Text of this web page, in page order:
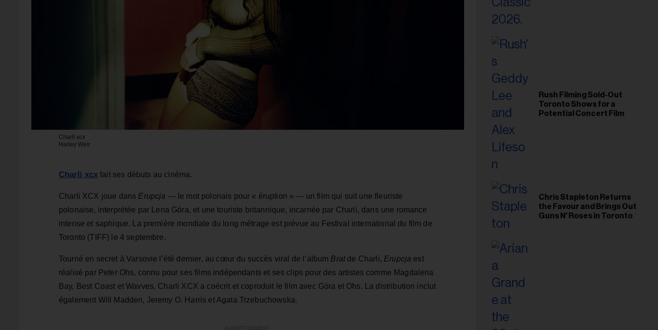
Charli xcx
Harley Weir
Charli xcx fait ses débuts au cinéma.
Charli XCX joue dans Erupcja — le mot polonais pour « éruption » — un film qui suit une fleuriste
polonaise, interprétée par Lena Góra, et une touriste britannique, incarnée par Charli, dans une romance
intense et saphique. La première mondiale du long métrage est prévue au Festival international du film de
Toronto (TIFF) le 4 septembre.
Tourné en secret à Varsovie l’été dernier, au cœur du succès viral de l’album Bratde Charli, Erupcja est
réalisé par Peter Ohs, connu pour ses films indépendants et ses clips pour des artistes comme Magdalena
Bay, Best Coast et Wavves. Charli XCX a coécrit et coproduit le film avec Góra et Ohs. La distribution inclut
également Will Madden, Jeremy O. Harris et Agata Trzebuchowska.
Rush Filming Sold-Out
Toronto Shows for a
Potential Concert Film
Chris Stapleton Returns
the Favour and Brings Out
Guns N' Roses in Toronto